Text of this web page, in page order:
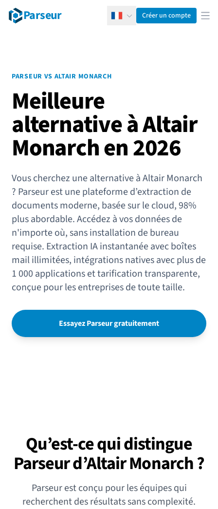
Parseur FrançaisCréer un compte
PARSEUR VS ALTAIR MONARCH
Meilleure
alternative à Altair
Monarch en 2026
Vous cherchez une alternative à Altair Monarch
? Parseur est une plateforme d’extraction de
documents moderne, basée sur le cloud, 98%
plus abordable. Accédez à vos données de
n'importe où, sans installation de bureau
requise. Extraction IA instantanée avec boîtes
mail illimitées, intégrations natives avec plus de
1 000 applications et tarification transparente,
conçue pour les entreprises de toute taille.
Essayez Parseur gratuitement
Qu’est-ce qui distingue
Parseur d’Altair Monarch ?
Parseur est conçu pour les équipes qui
recherchent des résultats sans complexité.